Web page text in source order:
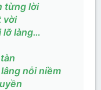
từng lời
vời
lỡ làng…
nỗi niềm